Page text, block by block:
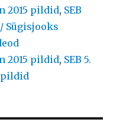
2015 pildid, SEB
Sügisjooks
2015 pildid, SEB 5.
pildid